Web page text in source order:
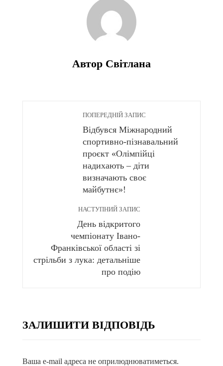
Автор Світлана
ПОПЕРЕДНІЙ ЗАПИС
Відбувся Міжнародний
спортивно-пізнавальний
проєкт «Олімпійці
надихають – діти
визначають своє
майбутнє»!
НАСТУПНИЙ ЗАПИС
День відкритого
чемпіонату Івано-
Франківської області зі
стрільби з лука: детальніше
про подію
ЗАЛИШИТИ ВІДПОВІДЬ
Ваша e-mail адреса не оприлюднюватиметься.